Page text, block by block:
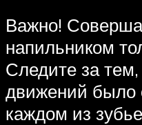
Важно!
напильником
Следите за
движений было
каждом из